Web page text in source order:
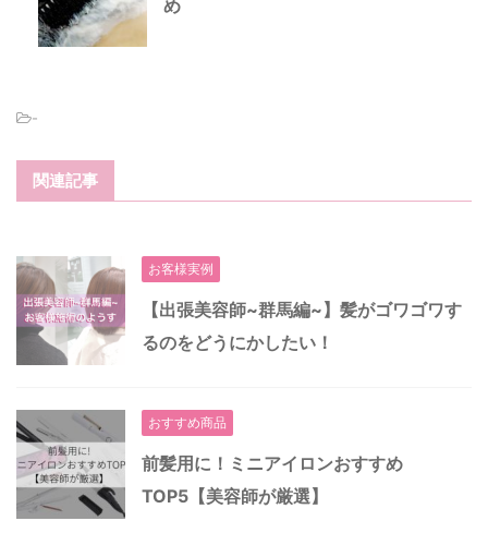
め
-
関連記事
お客様実例
【出張美容師~群馬編~】髪がゴワゴワす
るのをどうにかしたい！
おすすめ商品
前髪用に！ミニアイロンおすすめ
TOP5【美容師が厳選】